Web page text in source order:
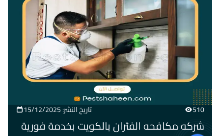
510 تاريخ النشر: 15/12/2025
شركه مكافحه الفئران بالكويت بخدمة فورية